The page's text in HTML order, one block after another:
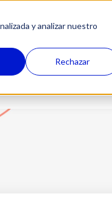
y analizar nuestro
Rechazar